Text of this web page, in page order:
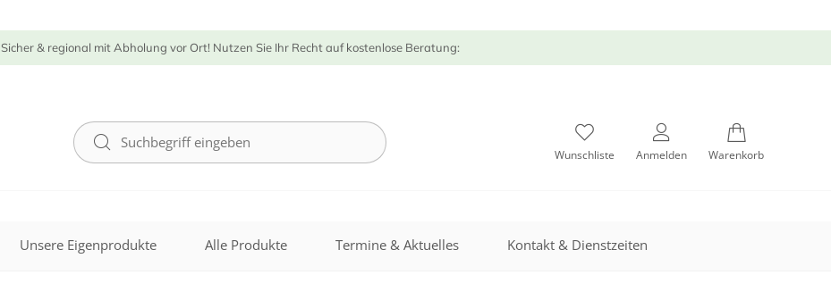
Sicher & regional mit Abholung vor Ort! Nutzen Sie Ihr Recht auf kostenlose Beratung:
Wunschliste Anmelden Warenkorb
Unsere Eigenprodukte Alle Produkte Termine & Aktuelles Kontakt & Dienstzeiten